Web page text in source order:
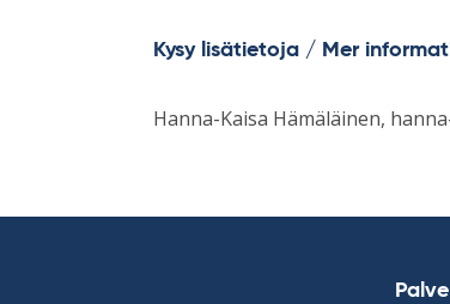
Kysy lisätietoja / Mer
Hanna-Kaisa Hämäläinen,